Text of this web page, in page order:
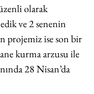
olarak
ve 2 senenin
projemiz ise son bir
kurma arzusu ile
28 Nisan’da